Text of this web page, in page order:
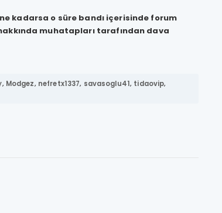
kadarsa o süre bandı içerisinde forum
muhatapları tarafından dava
, Modgez, nefretx1337, savasoglu41, tidaovip,